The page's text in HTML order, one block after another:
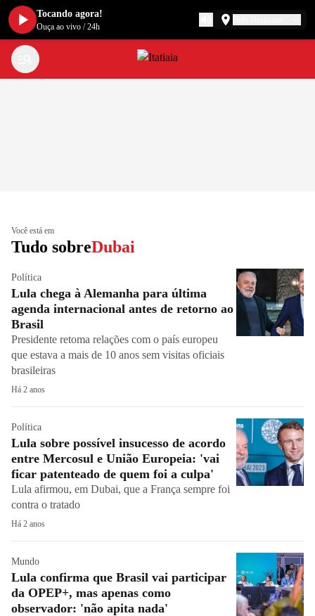
Você está em
Tudo sobreDubai
Política
Lula chega à Alemanha para última
agenda internacional antes de retorno ao
Brasil
Presidente retoma relações com o país europeu
que estava a mais de 10 anos sem visitas oficiais
brasileiras
Há 2 anos
Política
Lula sobre possível insucesso de acordo
entre Mercosul e União Europeia: 'vai
ficar patenteado de quem foi a culpa'
Lula afirmou, em Dubai, que a França sempre foi
contra o tratado
Há 2 anos
Mundo
Lula confirma que Brasil vai participar
da OPEP+, mas apenas como
observador: 'não apita nada'
Tocando agora!
Ouça ao vivo /24h